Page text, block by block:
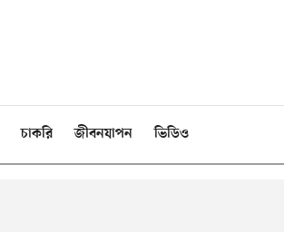
চাকরি জীবনযাপন ভিডিও